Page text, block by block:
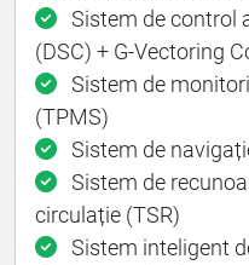
Sistem de control
(DSC) + G-Vectoring
Sistem de
(TPMS)
Sistem de
Sistem de
circulație (TSR)
Sistem inteligent